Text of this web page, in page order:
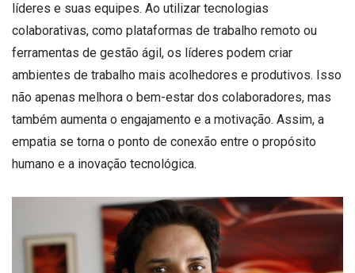
líderes e suas equipes. Ao utilizar tecnologias
colaborativas, como plataformas de trabalho remoto ou
ferramentas de gestão ágil, os líderes podem criar
ambientes de trabalho mais acolhedores e produtivos. Isso
não apenas melhora o bem-estar dos colaboradores, mas
também aumenta o engajamento e a motivação. Assim, a
empatia se torna o ponto de conexão entre o propósito
humano e a inovação tecnológica.